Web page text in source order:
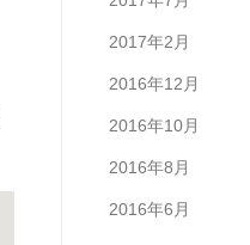
2017年2月
2016年12月
2016年10月
2016年8月
2016年6月